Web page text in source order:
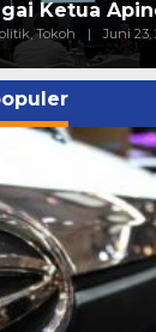
Ketua
Tokoh | Juni 23,